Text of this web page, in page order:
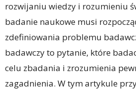
rozwijaniu wiedzy i rozumieniu
badanie naukowe musi
zdefiniowania problemu
badawczy to pytanie, które
celu zbadania i zrozumienia
zagadnienia. W tym artykule